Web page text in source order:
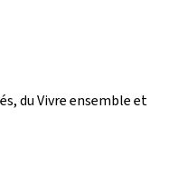
du Vivre ensemble et